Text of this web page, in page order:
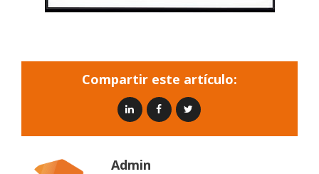
Compartir este artículo:
Admin